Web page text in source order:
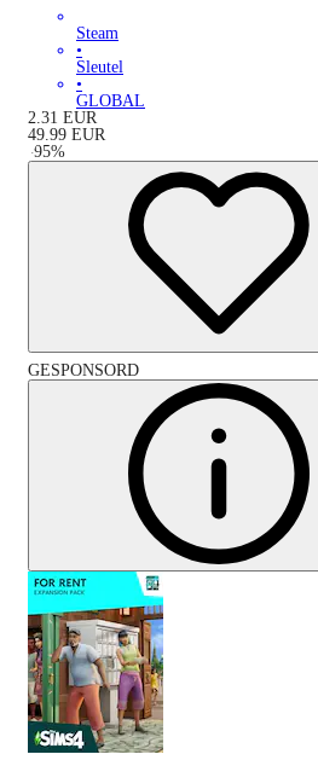
Steam
•
Sleutel
•
GLOBAL
2.31 EUR
49.99 EUR
-95%
GESPONSORD